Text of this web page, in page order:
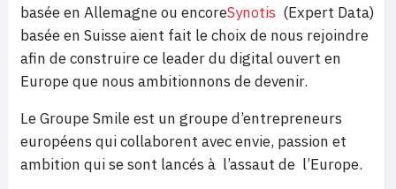
basée en Allemagne ou encoreSynotis (Expert Data)
basée en Suisse aient fait le choix de nous rejoindre
afin de construire ce leader du digital ouvert en
Europe que nous ambitionnons de devenir.
Le Groupe Smile est un groupe d’entrepreneurs
européens qui collaborent avec envie, passion et
ambition qui se sont lancés à l’assaut de l’Europe.